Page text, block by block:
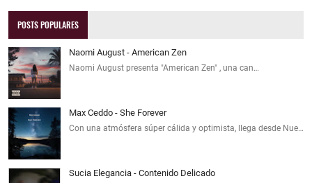
POSTS POPULARES
Naomi August - American Zen
Naomi August presenta "American Zen" , una can…
Max Ceddo - She Forever
Con una atmósfera súper cálida y optimista, llega desde Nue…
Sucia Elegancia - Contenido Delicado